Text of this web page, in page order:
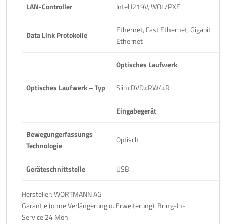
LAN-Controller Intel I219V, WOL/PXE
Data Link Protokolle
Ethernet, Fast Ethernet, Gigabit
Ethernet
Optisches Laufwerk
Optisches Laufwerk – Typ Slim DVD±RW/±R
Eingabegerät
Bewegungerfassungs
Technologie
Optisch
Geräteschnittstelle USB
Hersteller: WORTMANN AG
Garantie (ohne Verlängerung o. Erweiterung): Bring-In-
Service 24 Mon.